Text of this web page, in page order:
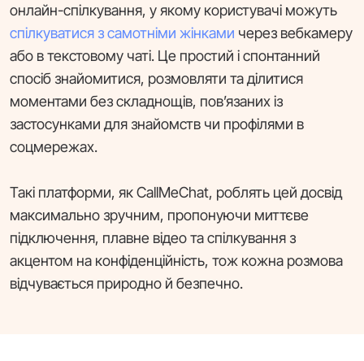
онлайн-спілкування, у якому користувачі можуть
спілкуватися з самотніми жінками через вебкамеру
або в текстовому чаті. Це простий і спонтанний
спосіб знайомитися, розмовляти та ділитися
моментами без складнощів, пов’язаних із
застосунками для знайомств чи профілями в
соцмережах.
Такі платформи, як CallMeChat, роблять цей досвід
максимально зручним, пропонуючи миттєве
підключення, плавне відео та спілкування з
акцентом на конфіденційність, тож кожна розмова
відчувається природно й безпечно.